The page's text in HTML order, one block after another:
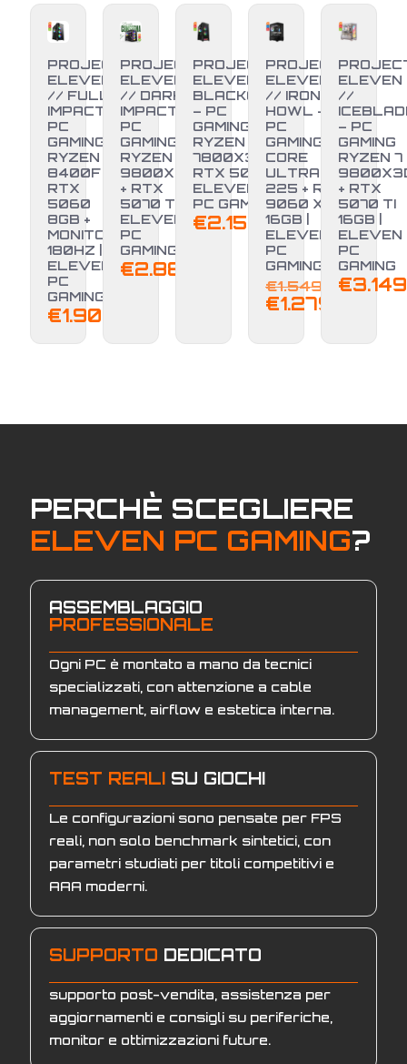
PROJECT
ELEVEN
// FULL
IMPACT –
PC
GAMING
RYZEN 5
8400F +
RTX
5060
8GB +
MONITOR
180HZ |
ELEVEN
PC
GAMING
€1.900,00
PROJECT
ELEVEN
// DARK
IMPACT –
PC
GAMING
RYZEN 7
9800X3D
+ RTX
5070 TI |
ELEVEN
PC
GAMING
€2.889,00
PROJECT
ELEVEN //
BLACKOUT
– PC
GAMING
RYZEN 7
7800X3D +
RTX 5070 |
ELEVEN
PC GAMING
€2.150,00
-17%
PROJECT
ELEVEN
// IRON
HOWL –
PC
GAMING
CORE
ULTRA 5
225 + RX
9060 XT
16GB |
ELEVEN
PC
GAMING
€1.549,00 Il
era:
€1.279,00
ELEVEN
//
– PC
GAMING
RYZEN 7
+ RTX
5070 TI
16GB |
ELEVEN
PC
GAMING
€
PERCHÈ SCEGLIERE
ELEVEN PC GAMING?
ASSEMBLAGGIO
PROFESSIONALE
Ogni PC è montato a mano da tecnici
specializzati, con attenzione a cable
management, airflow e estetica interna.
TEST REALI SU GIOCHI
Le configurazioni sono pensate per FPS
reali, non solo benchmark sintetici, con
parametri studiati per titoli competitivi e
AAA moderni.
SUPPORTO DEDICATO
supporto post-vendita, assistenza per
aggiornamenti e consigli su periferiche,
monitor e ottimizzazioni future.